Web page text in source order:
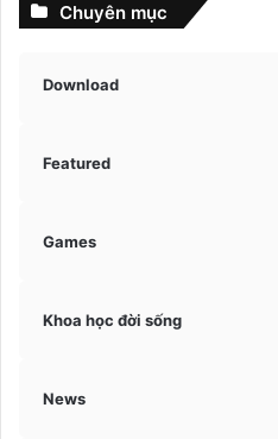
Chuyên mục
Download
Featured
Games
Khoa học đời sống
News